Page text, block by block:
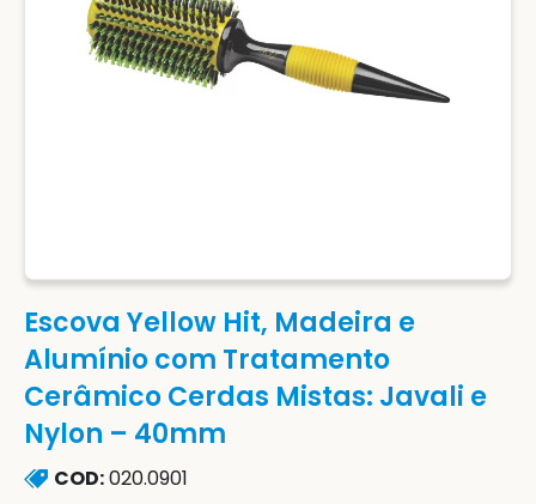
Escova Yellow Hit, Madeira e
Alumínio com Tratamento
Cerâmico Cerdas Mistas: Javali e
Nylon – 40mm
COD:020.0901